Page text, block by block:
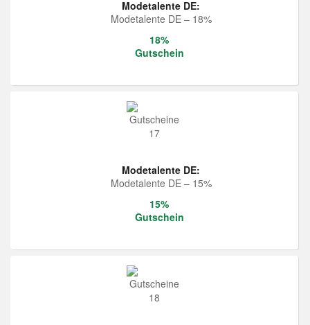
Modetalente DE:
Modetalente DE – 18%
18%
Gutschein
Modetalente DE:
Modetalente DE – 15%
15%
Gutschein